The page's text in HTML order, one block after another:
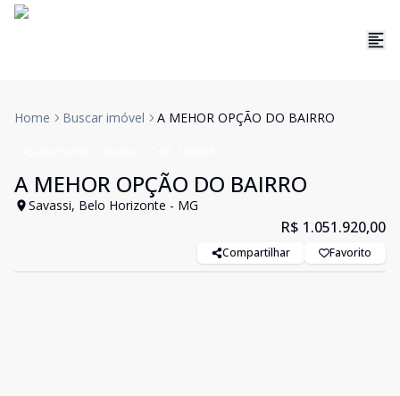
Home Buscar imóvel A MEHOR OPÇÃO DO BAIRRO
A MEHOR OPÇÃO DO BAIRRO
Savassi, Belo Horizonte - MG
R$ 1.051.920,00
Compartilhar Favorito